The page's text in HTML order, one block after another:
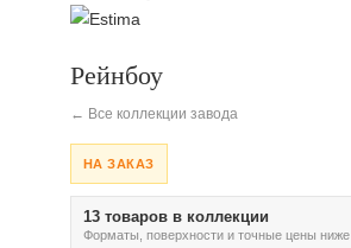
Рейнбоу
← Все коллекции завода
НА ЗАКАЗ
13 товаров в коллекции
Форматы, поверхности и точные цены ниже